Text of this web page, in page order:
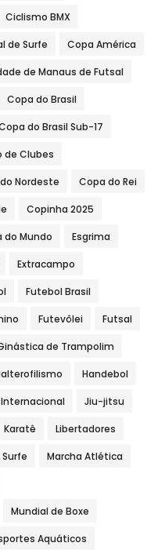
Ciclismo BMX
de Surfe Copa América
de Manaus de Futsal
Copa do Brasil
do Brasil Sub-17
de Clubes
Nordeste Copa do Rei
Copinha 2025
do Mundo Esgrima
Extracampo
Futebol Brasil
Futevôlei Futsal
de Trampolim
Handebol
Internacional Jiu-jitsu
Karatê Libertadores
Marcha Atlética
Mundial de Boxe
Aquáticos